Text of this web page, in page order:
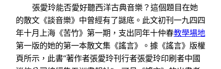
張愛玲能否愛好聽西洋古典音樂？這個題目在她
的散文《談音樂》中曾經有了謎底。此文初刊一九四四
年十月上海《苦竹》第一期，支出同年十仲春教學場地
第一版的她的第一本散文集《謠言》。據《謠言》版權
頁所示，此書“著作者張愛玲刊行者張愛玲印刷者中國